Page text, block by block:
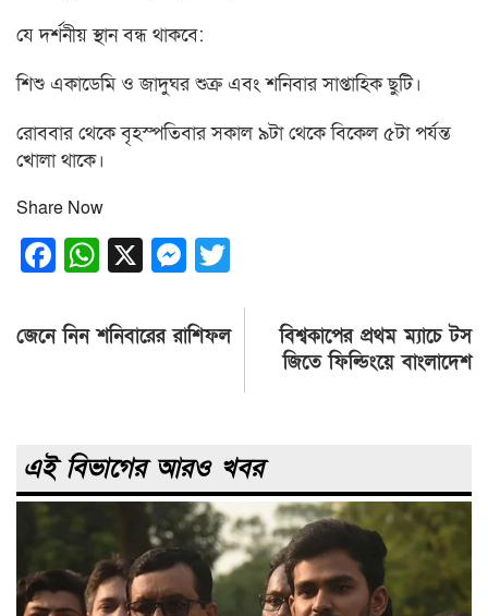
যে দর্শনীয় স্থান বন্ধ থাকবে:
শিশু একাডেমি ও জাদুঘর শুক্র এবং শনিবার সাপ্তাহিক ছুটি।
রোববার থেকে বৃহস্পতিবার সকাল ৯টা থেকে বিকেল ৫টা পর্যন্ত
খোলা থাকে।
Share Now
Facebook
WhatsApp
X Messenger
Post
জেনে নিন শনিবারের রাশিফল
বিশ্বকাপের প্রথম ম্যাচে টস
জিতে ফিল্ডিংয়ে বাংলাদেশ
এই বিভাগের আরও খবর